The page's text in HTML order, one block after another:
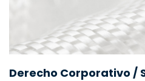
Derecho Corporativo /